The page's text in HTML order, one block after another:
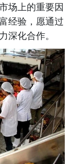
场上的重要因
经验，愿通过
深化合作。